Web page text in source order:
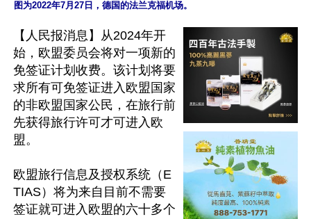
【人民报消息】从2024年开
始，欧盟委员会将对一项新的
免签证计划收费。该计划将要
求所有可免签证进入欧盟国家
的非欧盟国家公民，在旅行前
先获得旅行许可才可进入欧
盟。
欧盟旅行信息及授权系统（E
TIAS）将为来自目前不需要
签证就可进入欧盟的六十多个